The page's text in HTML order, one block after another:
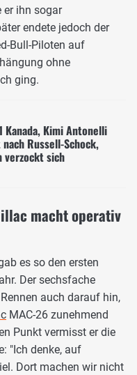
er ihn sogar
endete jedoch der
Bull-Piloten auf
ohne
ging.
Kanada, Kimi Antonelli
Russell-Schock,
verzockt sich
macht operativ
es so den ersten
Der sechsfache
auch darauf hin,
MAC-26 zunehmend
Punkt vermisst er die
"Ich denke, auf
Dort machen wir nicht